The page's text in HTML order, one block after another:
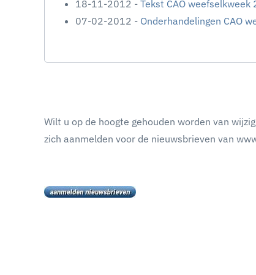
18-11-2012 - Tekst CAO
07-02-2012 - Onderhandelingen CAO
Wilt u op de hoogte gehouden worden van
zich aanmelden voor de nieuwsbrieven van